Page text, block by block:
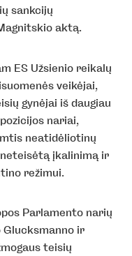
sankcijų
aktą.
ES Užsienio reikalų
veikėjai,
gynėjai iš daugiau
nariai,
neatidėliotinų
įkalinimą ir
režimui.
Parlamento narių
Glucksmanno ir
teisių